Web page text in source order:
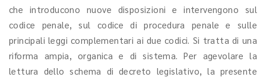
che introducono nuove disposizioni e intervengono sul
codice penale, sul codice di procedura penale e sulle
principali leggi complementari ai due codici. Si tratta di una
riforma ampia, organica e di sistema. Per agevolare la
lettura dello schema di decreto legislativo, la presente